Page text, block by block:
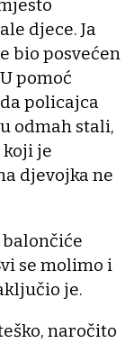
djece. Ja
bio posvećen
pomoć
policajca
odmah stali,
koji je
djevojka ne
balončiće
se molimo i
je.
naročito